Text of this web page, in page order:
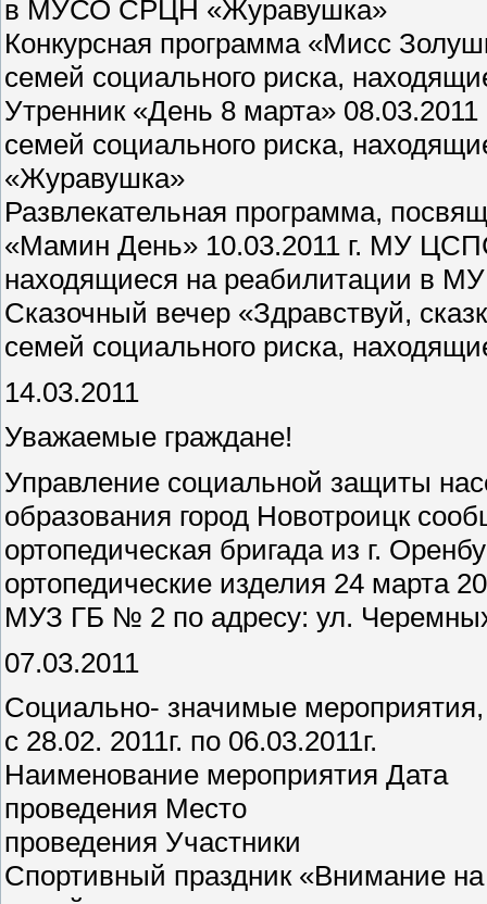
в МУСО СРЦН «Журавушка»
Конкурсная программа «Мисс
семей социального риска,
Утренник «День 8 марта»
семей социального риска,
«Журавушка»
Развлекательная программа,
«Мамин День» 10.03.2011 г. МУ
находящиеся на реабилитации в
Сказочный вечер «Здравствуй,
семей социального риска,
14.03.2011
Уважаемые граждане!
Управление социальной защиты
образования город Новотроицк
ортопедическая бригада из г.
ортопедические изделия 24 марта
МУЗ ГБ № 2 по адресу: ул.
07.03.2011
Социально- значимые
с 28.02. 2011г. по 06.03.2011г.
Наименование мероприятия Дата
проведения Место
проведения Участники
Спортивный праздник «Внимание